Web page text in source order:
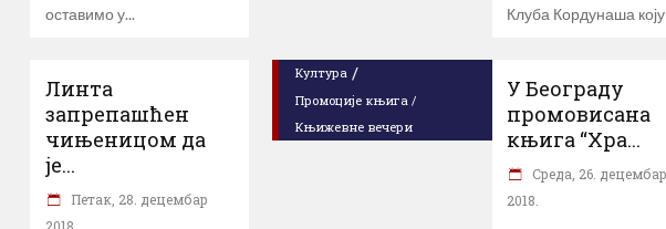
оставимо у
Клуба Кордунаша
Линта
запрепашћен
чињеницом да
је...
Петак, 28. децембар
Култура/
Промоције књига /
Књижевне вечери
У Београду
промовисана
књига “Хра...
Cреда, 26. децембар
2018.